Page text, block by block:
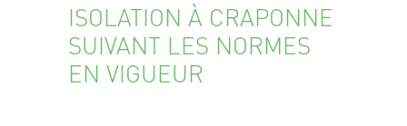
ISOLATION À CRAPONNE
SUIVANT LES NORMES
EN VIGUEUR